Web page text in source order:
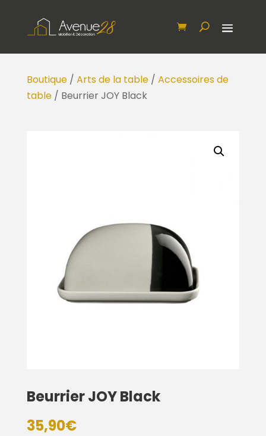
Boutique/ Arts de la table/ Accessoires de
table/ Beurrier JOY Black
Beurrier JOY Black
35,90€